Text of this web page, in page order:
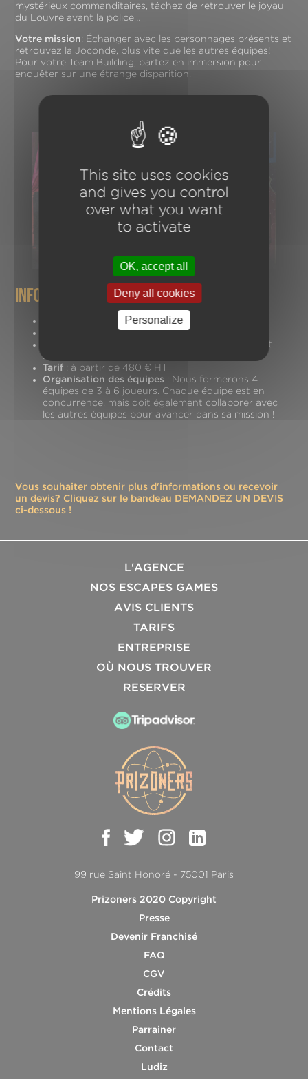
mystérieux commanditaires, tâchez de retrouver le joyau
du Louvre avant la police…
Votre mission: Échanger avec les personnages présents et
retrouvez la Joconde, plus vite que les autres équipes!
Pour votre Team Building, partez en immersion pour
enquêter sur une étrange disparition.
infos pratiques
Durée de la mission: 1H30
Nombre de joueurs: De 12 à 30
: Potions & CO 99 rue Saint
Honoré 75001 Paris
Tarif : à partir de 480 € HT
Organisation des équipes : Nous formerons 4
équipes de 3 à 6 joueurs. Chaque équipe est en
concurrence, mais doit également collaborer avec
les autres équipes pour avancer dans sa mission !
Vous souhaiter obtenir plus d'informations ou recevoir
un devis? Cliquez sur le bandeau DEMANDEZ UN DEVIS
ci-dessous !
L'AGENCE
NOS ESCAPES GAMES
AVIS CLIENTS
TARIFS
ENTREPRISE
OÙ NOUS TROUVER
RESERVER
99 rue Saint Honoré - 75001 Paris
Prizoners 2020 Copyright
Presse
Devenir Franchisé
FAQ
CGV
Crédits
Mentions Légales
Parrainer
Contact
Ludiz
This site uses cookies
and gives you control
over what you want
to activate
OK, accept all
Deny all cookies
Personalize